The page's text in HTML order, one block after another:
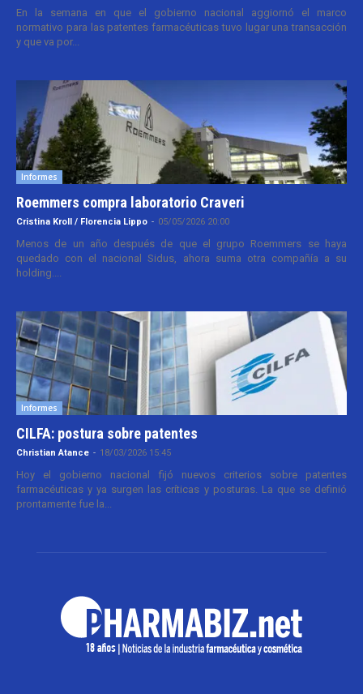
En la semana en que el gobierno nacional aggiornó el marco
normativo para las patentes farmacéuticas tuvo lugar una transacción
y que va por...
Informes
Roemmers compra laboratorio Craveri
Cristina Kroll / Florencia Lippo - 05/05/2026 20:00
Menos de un año después de que el grupo Roemmers se haya
quedado con el nacional Sidus, ahora suma otra compañía a su
holding....
Informes
CILFA: postura sobre patentes
Christian Atance - 18/03/2026 15:45
Hoy el gobierno nacional fijó nuevos criterios sobre patentes
farmacéuticas y ya surgen las críticas y posturas. La que se definió
prontamente fue la...